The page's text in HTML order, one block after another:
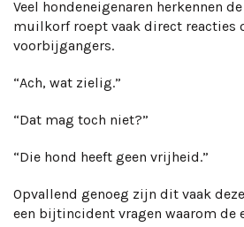
Veel hondeneigenaren herkennen
muilkorf roept vaak direct reacties
voorbijgangers.
“Ach, wat zielig.”
“Dat mag toch niet?”
“Die hond heeft geen vrijheid.”
Opvallend genoeg zijn dit vaak
een bijtincident vragen waarom de